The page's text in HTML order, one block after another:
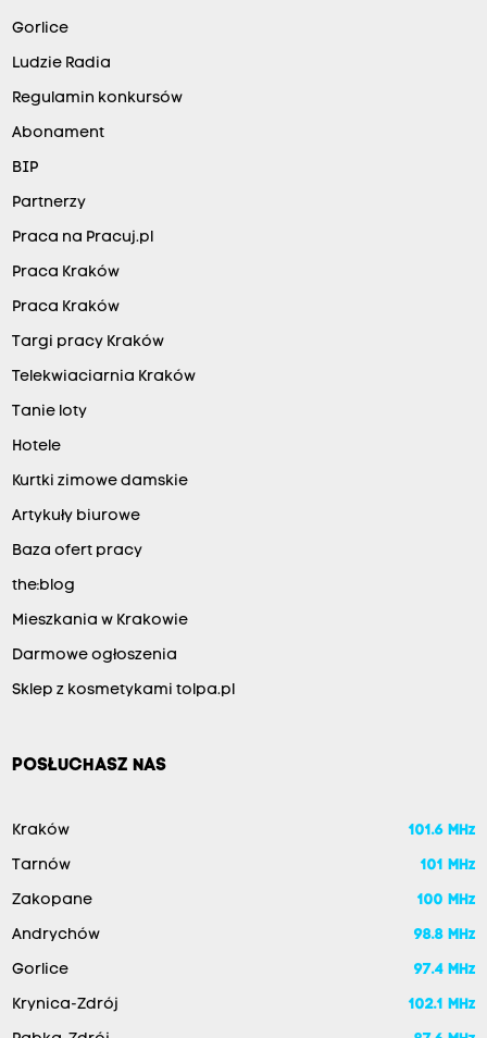
Gorlice
Ludzie Radia
Regulamin konkursów
Abonament
BIP
Partnerzy
Praca na Pracuj.pl
Praca Kraków
Praca Kraków
Targi pracy Kraków
Telekwiaciarnia Kraków
Tanie loty
Hotele
Kurtki zimowe damskie
Artykuły biurowe
Baza ofert pracy
the:blog
Mieszkania w Krakowie
Darmowe ogłoszenia
Sklep z kosmetykami tolpa.pl
POSŁUCHASZ NAS
Kraków 101.6 MHz
Tarnów 101 MHz
Zakopane 100 MHz
Andrychów 98.8 MHz
Gorlice 97.4 MHz
Krynica-Zdrój 102.1 MHz